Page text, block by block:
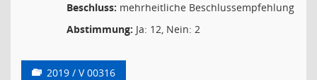
Beschluss: mehrheitliche Beschlussempfehlung
Abstimmung: Ja: 12, Nein: 2
2019 / V 00316